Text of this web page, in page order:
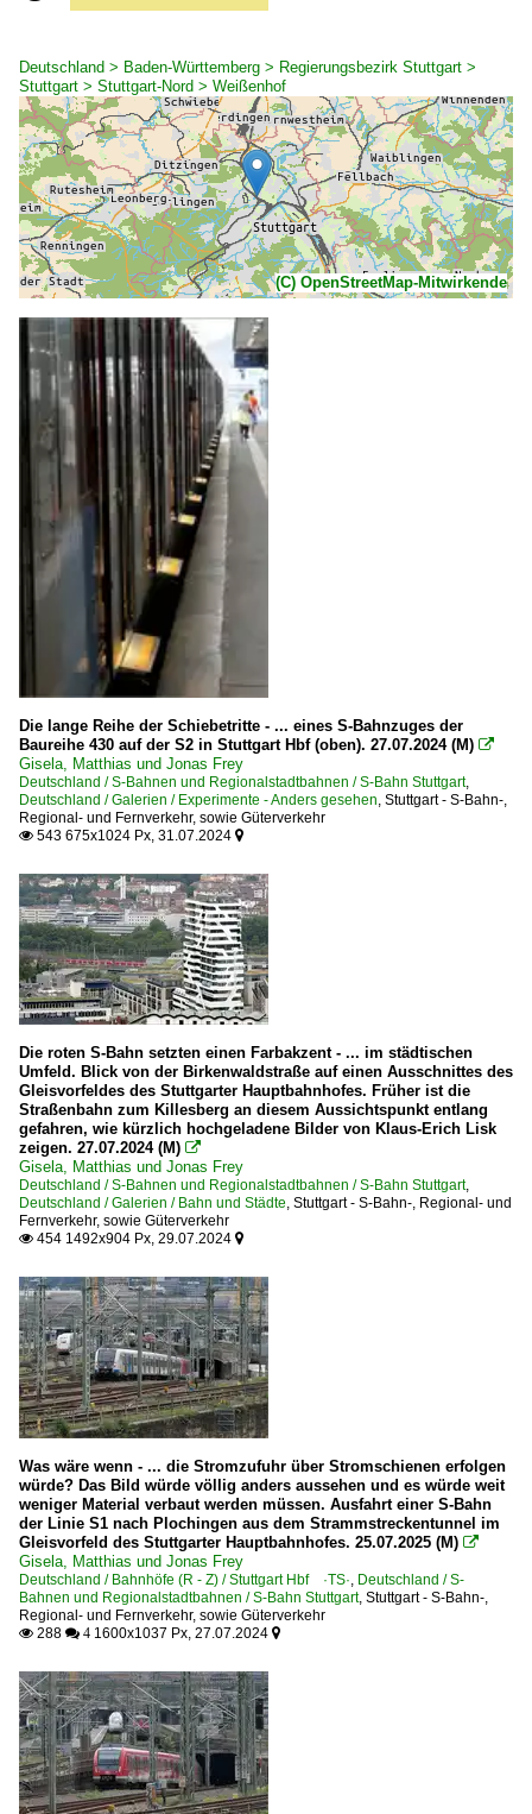
Deutschland > Baden-Württemberg > Regierungsbezirk Stuttgart >
Stuttgart > Stuttgart-Nord > Weißenhof
(C) OpenStreetMap-Mitwirkende
Die lange Reihe der Schiebetritte - ... eines S-Bahnzuges der
Baureihe 430 auf der S2 in Stuttgart Hbf (oben). 27.07.2024 (M) 
Gisela, Matthias und Jonas Frey
Deutschland / S-Bahnen und Regionalstadtbahnen / S-Bahn Stuttgart,
Deutschland / Galerien / Experimente - Anders gesehen, Stuttgart - S-Bahn-,
Regional- und Fernverkehr, sowie Güterverkehr
 543 675x1024 Px, 31.07.2024 
Die roten S-Bahn setzten einen Farbakzent - ... im städtischen
Umfeld. Blick von der Birkenwaldstraße auf einen Ausschnittes des
Gleisvorfeldes des Stuttgarter Hauptbahnhofes. Früher ist die
Straßenbahn zum Killesberg an diesem Aussichtspunkt entlang
gefahren, wie kürzlich hochgeladene Bilder von Klaus-Erich Lisk
zeigen. 27.07.2024 (M) 
Gisela, Matthias und Jonas Frey
Deutschland / S-Bahnen und Regionalstadtbahnen / S-Bahn Stuttgart,
Deutschland / Galerien / Bahn und Städte, Stuttgart - S-Bahn-, Regional- und
Fernverkehr, sowie Güterverkehr
 454 1492x904 Px, 29.07.2024 
Was wäre wenn - ... die Stromzufuhr über Stromschienen erfolgen
würde? Das Bild würde völlig anders aussehen und es würde weit
weniger Material verbaut werden müssen. Ausfahrt einer S-Bahn
der Linie S1 nach Plochingen aus dem Strammstreckentunnel im
Gleisvorfeld des Stuttgarter Hauptbahnhofes. 25.07.2025 (M) 
Gisela, Matthias und Jonas Frey
Deutschland / Bahnhöfe (R - Z) / Stuttgart Hbf ·TS·, Deutschland / S-
Bahnen und Regionalstadtbahnen / S-Bahn Stuttgart, Stuttgart - S-Bahn-,
Regional- und Fernverkehr, sowie Güterverkehr
 288  4 1600x1037 Px, 27.07.2024 